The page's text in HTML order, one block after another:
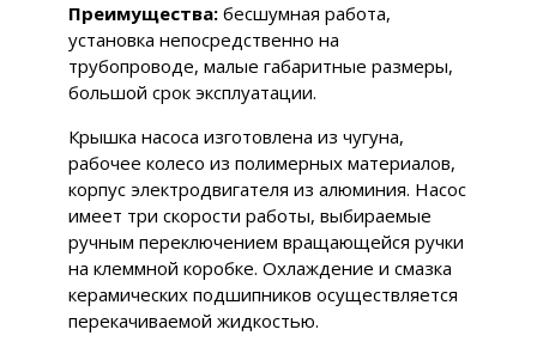
Преимущества: бесшумная работа,
установка непосредственно на
трубопроводе, малые габаритные размеры,
большой срок эксплуатации.
Крышка насоса изготовлена из чугуна,
рабочее колесо из полимерных материалов,
корпус электродвигателя из алюминия. Насос
имеет три скорости работы, выбираемые
ручным переключением вращающейся ручки
на клеммной коробке. Охлаждение и смазка
керамических подшипников осуществляется
перекачиваемой жидкостью.